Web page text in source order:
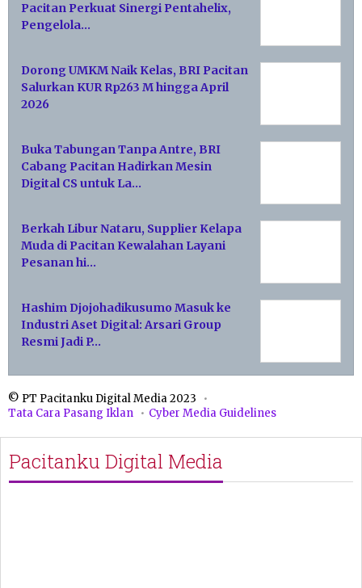
Pacitan Perkuat Sinergi Pentahelix,
Pengelola…
Dorong UMKM Naik Kelas, BRI Pacitan
Salurkan KUR Rp263 M hingga April
2026
Buka Tabungan Tanpa Antre, BRI
Cabang Pacitan Hadirkan Mesin
Digital CS untuk La…
Berkah Libur Nataru, Supplier Kelapa
Muda di Pacitan Kewalahan Layani
Pesanan hi…
Hashim Djojohadikusumo Masuk ke
Industri Aset Digital: Arsari Group
Resmi Jadi P…
© PT Pacitanku Digital Media 2023
Tata Cara Pasang Iklan
Cyber Media Guidelines
Pacitanku Digital Media